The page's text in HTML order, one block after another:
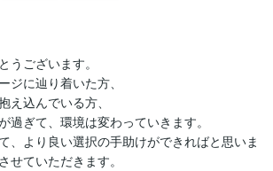
うございます。
ジに辿り着いた方、
え込んでいる方、
過ぎて、環境は変わっていきます。
、より良い選択の手助けができればと思いま
せていただきます。